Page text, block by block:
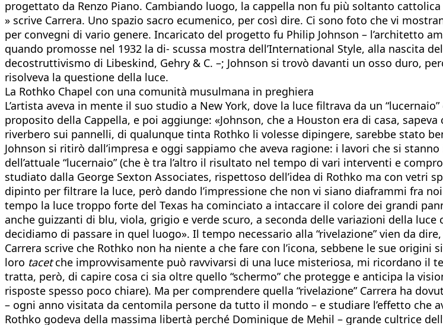
progettato da Renzo Piano. Cambiando luogo, la cappella non fu più soltanto
» scrive Carrera. Uno spazio sacro ecumenico, per così dire. Ci sono foto che vi
per convegni di vario genere. Incaricato del progetto fu Philip Johnson – l’architetto
quando promosse nel 1932 la di- scussa mostra dell’International Style, alla nascita
decostruttivismo di Libeskind, Gehry & C. –; Johnson si trovò davanti un osso duro,
risolveva la questione della luce.
La Rothko Chapel con una comunità musulmana in preghiera
L’artista aveva in mente il suo studio a New York, dove la luce filtrava da un
proposito della Cappella, e poi aggiunge: «Johnson, che a Houston era di casa,
riverbero sui pannelli, di qualunque tinta Rothko li volesse dipingere, sarebbe stato
Johnson si ritirò dall’impresa e oggi sappiamo che aveva ragione: i lavori che si
dell’attuale “lucernaio” (che è tra l’altro il risultato nel tempo di vari interventi e
studiato dalla George Sexton Associates, rispettoso dell’idea di Rothko ma con
dipinto per filtrare la luce, però dando l’impressione che non vi siano diaframmi fra
tempo la luce troppo forte del Texas ha cominciato a intaccare il colore dei grandi
anche guizzanti di blu, viola, grigio e verde scuro, a seconda delle variazioni della
decidiamo di passare in quel luogo». Il tempo necessario alla “rivelazione” vien da
Carrera scrive che Rothko non ha niente a che fare con l’icona, sebbene le sue
loro tacetche improvvisamente può ravvivarsi di una luce misteriosa, mi ricordano il
tratta, però, di capire cosa ci sia oltre quello “schermo” che protegge e anticipa la
risposte spesso poco chiare). Ma per comprendere quella “rivelazione” Carrera ha
– ogni anno visitata da centomila persone da tutto il mondo – e studiare l’effetto che
Rothko godeva della massima libertà perché Dominique de Mehil – grande cultrice